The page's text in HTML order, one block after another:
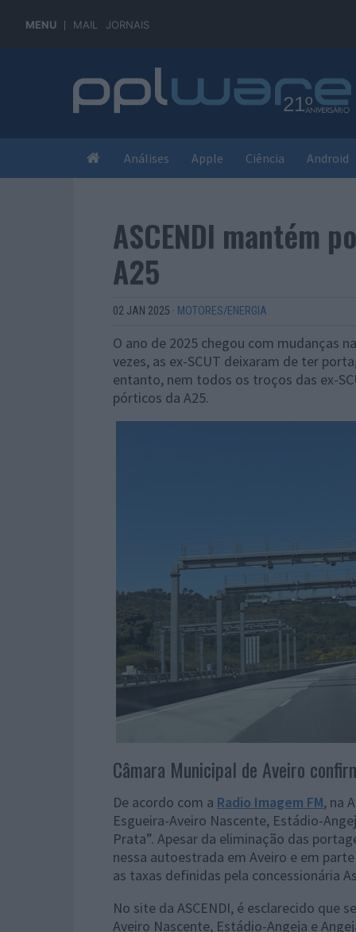
MENU MAIL JORNAIS
Análises Apple Ciência Android
ASCENDI mantém
A25
02 JAN 2025 · MOTORES/ENERGIA
O ano de 2025 chegou com mudanças
vezes, as ex-SCUT deixaram de ter
entanto, nem todos os troços das ex-
pórticos da A25.
Câmara Municipal de Aveiro
De acordo com a Radio Imagem FM, na
Esgueira-Aveiro Nascente, Estádio-
Prata”. Apesar da eliminação das
nessa autoestrada em Aveiro e em
as taxas definidas pela concessionária
No site da ASCENDI, é esclarecido que
Aveiro Nascente, Estádio-Angeja e